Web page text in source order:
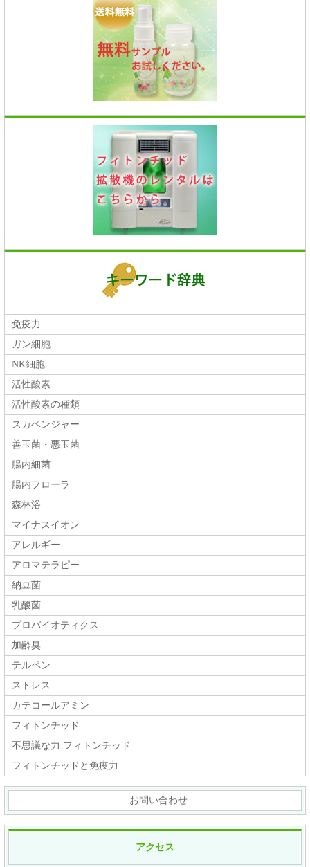
免疫力
ガン細胞
NK細胞
活性酸素
活性酸素の種類
スカベンジャー
善玉菌・悪玉菌
腸内細菌
腸内フローラ
森林浴
マイナスイオン
アレルギー
アロマテラピー
納豆菌
乳酸菌
プロバイオティクス
加齢臭
テルペン
ストレス
カテコールアミン
フィトンチッド
不思議な力 フィトンチッド
フィトンチッドと免疫力
お問い合わせ
アクセス